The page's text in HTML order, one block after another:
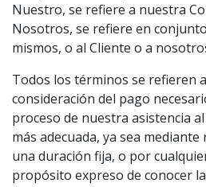
Nuestro, se refiere a nuestra
Nosotros, se refiere en
mismos, o al Cliente o a
Todos los términos se refieren
consideración del pago
proceso de nuestra asistencia
más adecuada, ya sea
una duración fija, o por
propósito expreso de conocer